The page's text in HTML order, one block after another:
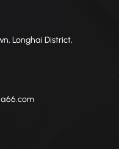
Longhai District,